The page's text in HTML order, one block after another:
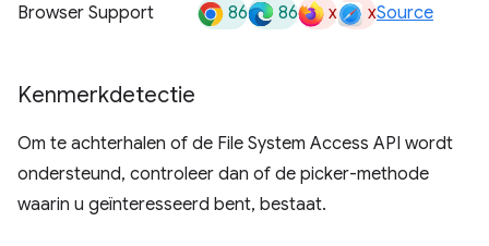
Browser Support 86 86 x xSource
Kenmerkdetectie
Om te achterhalen of de File System Access API wordt
ondersteund, controleer dan of de picker-methode
waarin u geïnteresseerd bent, bestaat.